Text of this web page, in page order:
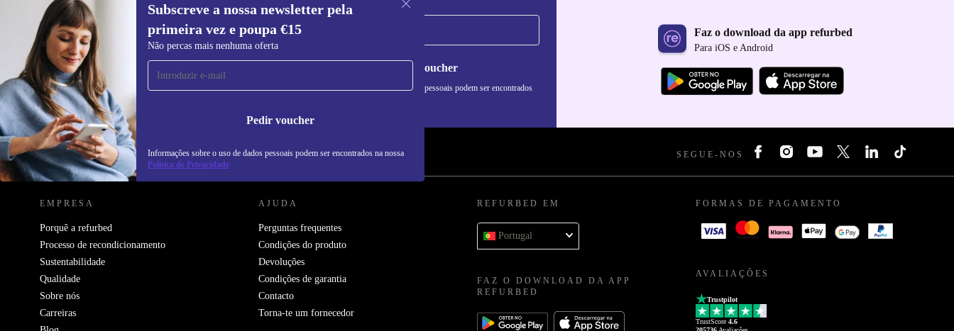
Subscreve a nossa newsletter pela
primeira vez e poupa €15
Não percas mais nenhuma oferta
Pedir voucher
Informações sobre o uso de dados pessoais podem ser encontrados na nossa
Política de Privacidade
Subscreve a nossa newsletter pela
primeira vez e poupa 15€!
Não percas mais nenhuma oferta.
Pedir voucher
Informações sobre o uso de dados pessoais podem ser encontrados
Faz o download da app refurbed
Para iOS e Android
REFURBED PORTUGAL - RETHINK NEW. SEGUE-NOS
EMPRESA
Porquê a refurbed
Processo de recondicionamento
Sustentabilidade
Qualidade
Sobre nós
Carreiras
AJUDA
Perguntas frequentes
Condições do produto
Devoluções
Condições de garantia
Contacto
Torna-te um fornecedor
REFURBED EM
Portugal
FAZ O DOWNLOAD DA APP
REFURBED
FORMAS DE PAGAMENTO
AVALIAÇÕES
Trustpilot
TrustScore 4.6